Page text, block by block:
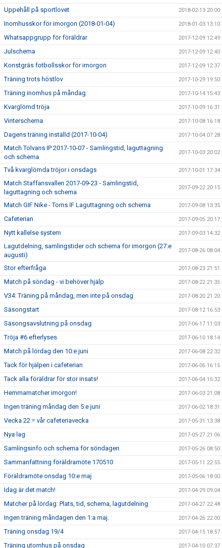
Uppehåll på sportlovet 2018-02-13 20:00
Inomhusskor för imorgon (2018-01-04) 2018-01-03 13:10
Whatsappgrupp för föräldrar 2017-12-09 12:49
Julschema 2017-12-09 12:40
Konstgräs fotbollsskor för imorgon 2017-12-09 12:37
Träning trots höstlov 2017-10-29 19:50
Träning inomhus på måndag 2017-10-14 15:43
Kvarglömd tröja 2017-10-09 16:31
Vinterschema 2017-10-08 16:18
Dagens träning inställd (2017-10-04) 2017-10-04 07:28
Match Tolvans IP 2017-10-07 - Samlingstid, laguttagning
och schema
2017-10-03 20:02
Två kvarglömda tröjor i onsdags 2017-10-01 17:34
Match Staffansvallen 2017-09-23 - Samlingstid,
laguttagning och schema
2017-09-22 20:15
Match GIF Nike - Torns IF Laguttagning och schema 2017-09-08 13:35
Cafeterian 2017-09-05 20:17
Nytt kallelse system 2017-09-03 14:32
Lagutdelning, samlingstider och schema för imorgon (27:e
augusti)
2017-08-26 08:04
Stor efterfråga 2017-08-23 21:51
Match på söndag - vi behöver hjälp 2017-08-22 21:35
V34: Träning på måndag, men inte på onsdag 2017-08-20 21:20
Säsongstart 2017-08-12 16:53
Säsongsavslutning på onsdag 2017-06-17 11:03
Tröja #6 efterlyses 2017-06-10 18:14
Match på lördag den 10:e juni 2017-06-08 22:32
Tack för hjälpen i cafeterian 2017-06-06 16:15
Tack alla föräldrar för stor insats! 2017-06-04 15:32
Hemmamatcher imorgon! 2017-06-03 21:08
Ingen träning måndag den 5:e juni 2017-06-02 18:31
Vecka 22 = vår cafeteriavecka 2017-05-31 13:38
Nya lag 2017-05-27 21:06
Samlingsinfo och schema för söndagen 2017-05-26 08:50
Sammanfattning föräldramöte 170510 2017-05-11 22:55
Föräldramöte onsdag 10:e maj 2017-05-06 18:00
Idag är det match! 2017-04-29 09:04
Matcher på lördag: Plats, tid, schema, lagutdelning 2017-04-27 22:48
Ingen träning måndagen den 1:a maj. 2017-04-26 22:00
Träning onsdag 19/4 2017-04-15 18:57
Träning utomhus på onsdag 2017-04-10 07:37